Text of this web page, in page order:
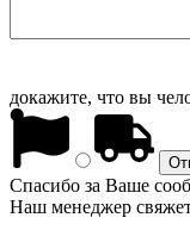
докажите, что вы
Спасибо за Ваше
Наш менеджер